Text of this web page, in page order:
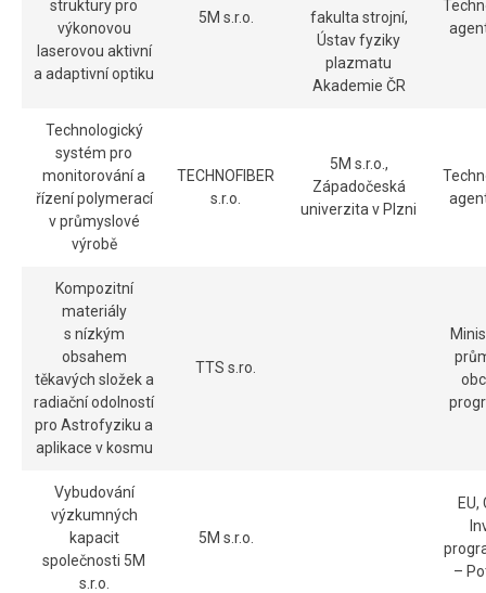
struktury pro
výkonovou
laserovou aktivní
a adaptivní optiku
5M s.r.o.
fakulta strojní,
Ústav fyziky
plazmatu
Akademie ČR
Technologický
systém pro
monitorování a
řízení polymerací
v průmyslové
výrobě
TECHNOFIBER
s.r.o.
5M s.r.o.,
Západočeská
univerzita v Plzni
Kompozitní
materiály
s nízkým
obsahem
těkavých složek a
radiační odolností
pro Astrofyziku a
aplikace v kosmu
TTS s.ro.
Vybudování
výzkumných
kapacit
společnosti 5M
s.r.o.
5M s.r.o.
–